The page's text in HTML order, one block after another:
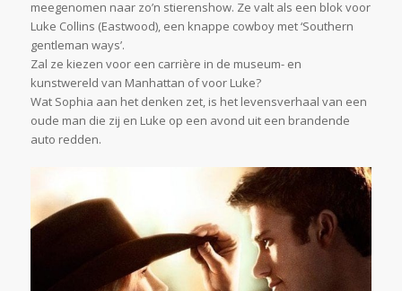
meegenomen naar zo’n stierenshow. Ze valt als een blok voor
Luke Collins (Eastwood), een knappe cowboy met ‘Southern
gentleman ways’.
Zal ze kiezen voor een carrière in de museum- en
kunstwereld van Manhattan of voor Luke?
Wat Sophia aan het denken zet, is het levensverhaal van een
oude man die zij en Luke op een avond uit een brandende
auto redden.